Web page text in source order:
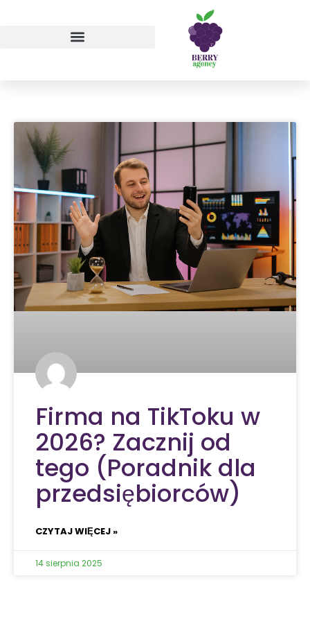
Firma na TikToku w
2026? Zacznij od
tego (Poradnik dla
przedsiębiorców)
CZYTAJ WIĘCEJ »
14 sierpnia 2025